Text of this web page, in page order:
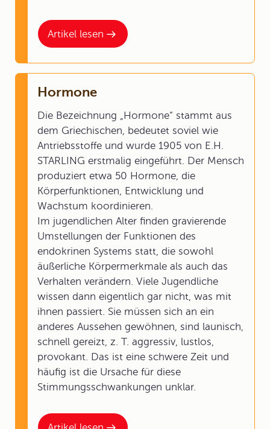
Artikel lesen
Hormone
Die Bezeichnung „Hormone“ stammt aus
dem Griechischen, bedeutet soviel wie
Antriebsstoffe und wurde 1905 von E.H.
STARLING erstmalig eingeführt. Der Mensch
produziert etwa 50 Hormone, die
Körperfunktionen, Entwicklung und
Wachstum koordinieren.
Im jugendlichen Alter finden gravierende
Umstellungen der Funktionen des
endokrinen Systems statt, die sowohl
äußerliche Körpermerkmale als auch das
Verhalten verändern. Viele Jugendliche
wissen dann eigentlich gar nicht, was mit
ihnen passiert. Sie müssen sich an ein
anderes Aussehen gewöhnen, sind launisch,
schnell gereizt, z. T. aggressiv, lustlos,
provokant. Das ist eine schwere Zeit und
häufig ist die Ursache für diese
Stimmungsschwankungen unklar.